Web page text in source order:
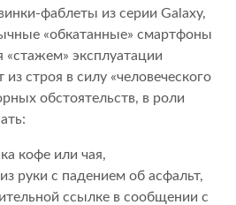
фаблеты из серии Galaxy,
«обкатанные» смартфоны
эксплуатации
строя в силу «человеческого
обстоятельств, в роли
кофе или чая,
руки с падением об асфальт,
ссылке в сообщении с